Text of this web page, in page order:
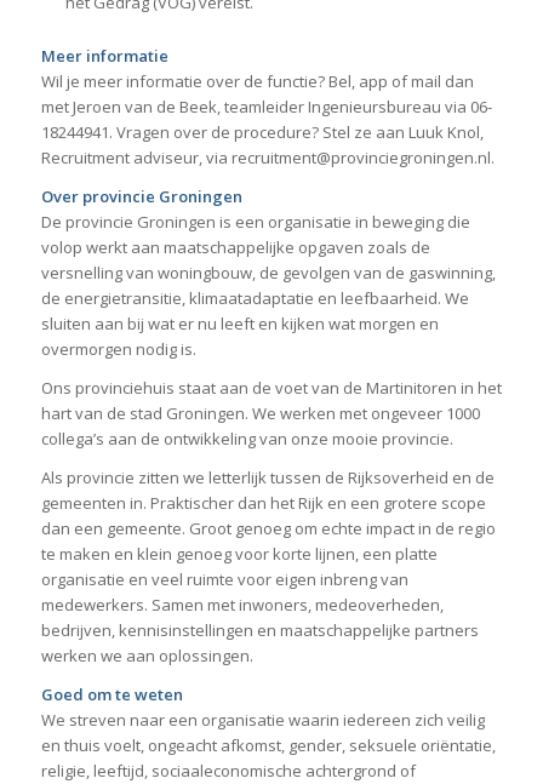
Meer informatie
Wil je meer informatie over de functie? Bel, app of mail dan
met Jeroen van de Beek, teamleider Ingenieursbureau via 06-
18244941. Vragen over de procedure? Stel ze aan Luuk Knol,
Recruitment adviseur, via recruitment@provinciegroningen.nl.
Over provincie Groningen
De provincie Groningen is een organisatie in beweging die
volop werkt aan maatschappelijke opgaven zoals de
versnelling van woningbouw, de gevolgen van de gaswinning,
de energietransitie, klimaatadaptatie en leefbaarheid. We
sluiten aan bij wat er nu leeft en kijken wat morgen en
overmorgen nodig is.
Ons provinciehuis staat aan de voet van de Martinitoren in het
hart van de stad Groningen. We werken met ongeveer 1000
collega’s aan de ontwikkeling van onze mooie provincie.
Als provincie zitten we letterlijk tussen de Rijksoverheid en de
gemeenten in. Praktischer dan het Rijk en een grotere scope
dan een gemeente. Groot genoeg om echte impact in de regio
te maken en klein genoeg voor korte lijnen, een platte
organisatie en veel ruimte voor eigen inbreng van
medewerkers. Samen met inwoners, medeoverheden,
bedrijven, kennisinstellingen en maatschappelijke partners
werken we aan oplossingen.
Goed om te weten
We streven naar een organisatie waarin iedereen zich veilig
en thuis voelt, ongeacht afkomst, gender, seksuele oriëntatie,
religie, leeftijd, sociaaleconomische achtergrond of